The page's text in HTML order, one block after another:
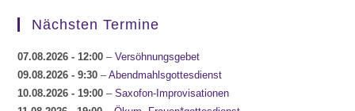
Nächsten Termine
07.08.2026 - 12:00 –Versöhnungsgebet
09.08.2026 - 9:30 –Abendmahlsgottesdienst
10.08.2026 - 19:00 –Saxofon-Improvisationen